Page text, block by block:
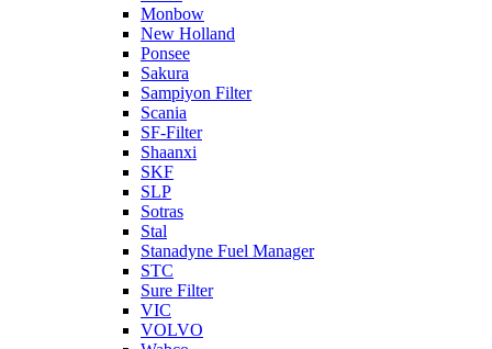
Monbow
New Holland
Ponsee
Sakura
Sampiyon Filter
Scania
SF-Filter
Shaanxi
SKF
SLP
Sotras
Stal
Stanadyne Fuel Manager
STC
Sure Filter
VIC
VOLVO